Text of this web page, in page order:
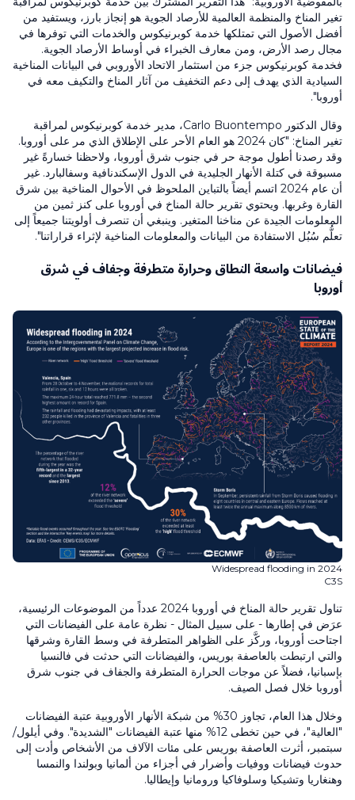
تغير المناخ والمنظمة العالمية للأرصاد الجوية هو إنجاز بارز، ويستفيد من
أفضل الأصول التي تمتلكها خدمة كوبرنيكوس والخدمات التي توفرها في
مجال رصد الأرض، ومن معارف الخبراء في أوساط الأرصاد الجوية.
فخدمة كوبرنيكوس جزء من استثمار الاتحاد الأوروبي في البيانات المناخية
السيادية الذي يهدف إلى دعم التخفيف من آثار المناخ والتكيف معه في
أوروبا".
وقال الدكتور Carlo Buontempo، مدير خدمة كوبرنيكوس لمراقبة
تغير المناخ: "كان 2024 هو العام الأحر على الإطلاق الذي مر على أوروبا.
وقد رصدنا أطول موجة حر في جنوب شرق أوروبا، ولاحظنا خسارةً غير
مسبوقة في كتلة الأنهار الجليدية في الدول الإسكندنافية وسفالبارد. غير
أن عام 2024 اتسم أيضاً بالتباين الملحوظ في الأحوال المناخية بين شرق
القارة وغربها. ويحتوي تقرير حالة المناخ في أوروبا على كنز ثمين من
المعلومات الجيدة عن مناخنا المتغير. وينبغي أن تنصرف أولويتنا جميعاً إلى
تعلُّم سُبُل الاستفادة من البيانات والمعلومات المناخية لإثراء قراراتنا".
فيضانات واسعة النطاق وحرارة متطرفة وجفاف في شرق
أوروبا
Widespread flooding in 2024
C3S
تناول تقرير حالة المناخ في أوروبا 2024 عدداً من الموضوعات الرئيسية،
عرَض في إطارها - على سبيل المثال - نظرة عامة على الفيضانات التي
اجتاحت أوروبا، وركَّز على الظواهر المتطرفة في وسط القارة وشرقها
والتي ارتبطت بالعاصفة بوريس، والفيضانات التي حدثت في فالنسيا
بإسبانيا، فضلاً عن موجات الحرارة المتطرفة والجفاف في جنوب شرق
أوروبا خلال فصل الصيف.
وخلال هذا العام، تجاوز 30% من شبكة الأنهار الأوروبية عتبة الفيضانات
"العالية"، في حين تخطى 12% منها عتبة الفيضانات "الشديدة". وفي أيلول/
سبتمبر، أثرت العاصفة بوريس على مئات الآلاف من الأشخاص وأدت إلى
حدوث فيضانات ووفيات وأضرار في أجزاء من ألمانيا وبولندا والنمسا
وهنغاريا وتشيكيا وسلوفاكيا ورومانيا وإيطاليا.